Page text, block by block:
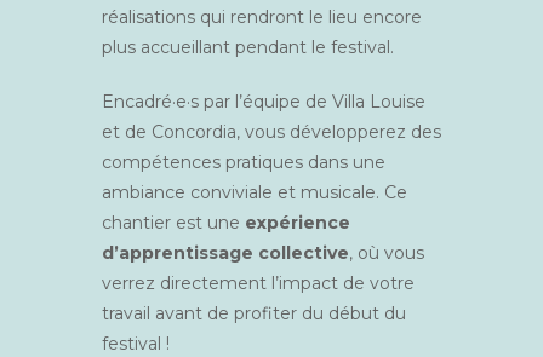
réalisations qui rendront le lieu encore
plus accueillant pendant le festival.
Encadré·e·s par l’équipe de Villa Louise
et de Concordia, vous développerez des
compétences pratiques dans une
ambiance conviviale et musicale. Ce
chantier est une expérience
d’apprentissage collective, où vous
verrez directement l’impact de votre
travail avant de profiter du début du
festival !